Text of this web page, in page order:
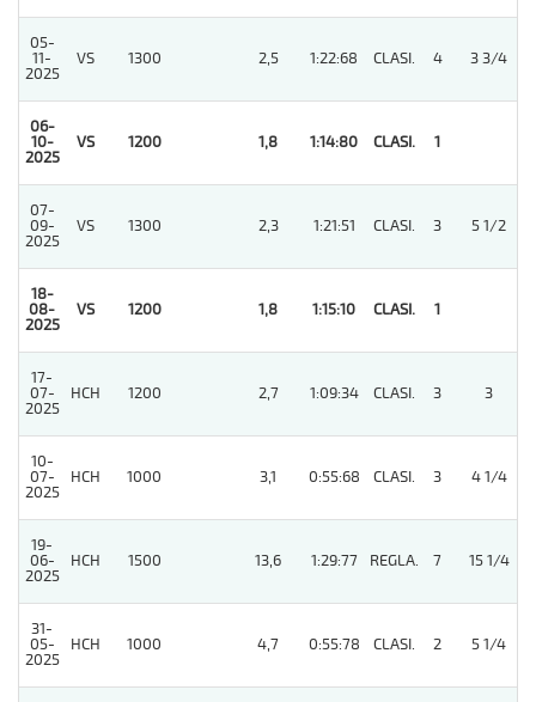
05-
11-
2025
VS 1300 2,5 1:22:68 CLASI. 4 3 3/4
06-
10-
2025
VS 1200 1,8 1:14:80 CLASI. 1
07-
09-
2025
VS 1300 2,3 1:21:51 CLASI. 3 5 1/2
18-
08-
2025
VS 1200 1,8 1:15:10 CLASI. 1
17-
07-
2025
HCH 1200 2,7 1:09:34 CLASI. 3 3
10-
07-
2025
HCH 1000 3,1 0:55:68 CLASI. 3 4 1/4
19-
06-
2025
HCH 1500 13,6 1:29:77 REGLA. 7 15 1/4
31-
05-
2025
HCH 1000 4,7 0:55:78 CLASI. 2 5 1/4